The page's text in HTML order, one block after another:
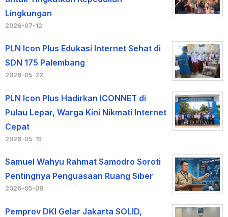
Lingkungan
2026-07-12
PLN Icon Plus Edukasi Internet Sehat di
SDN 175 Palembang
2026-05-22
PLN Icon Plus Hadirkan ICONNET di
Pulau Lepar, Warga Kini Nikmati Internet
Cepat
2026-05-19
Samuel Wahyu Rahmat Samodro Soroti
Pentingnya Penguasaan Ruang Siber
2026-05-08
Pemprov DKI Gelar Jakarta SOLID,